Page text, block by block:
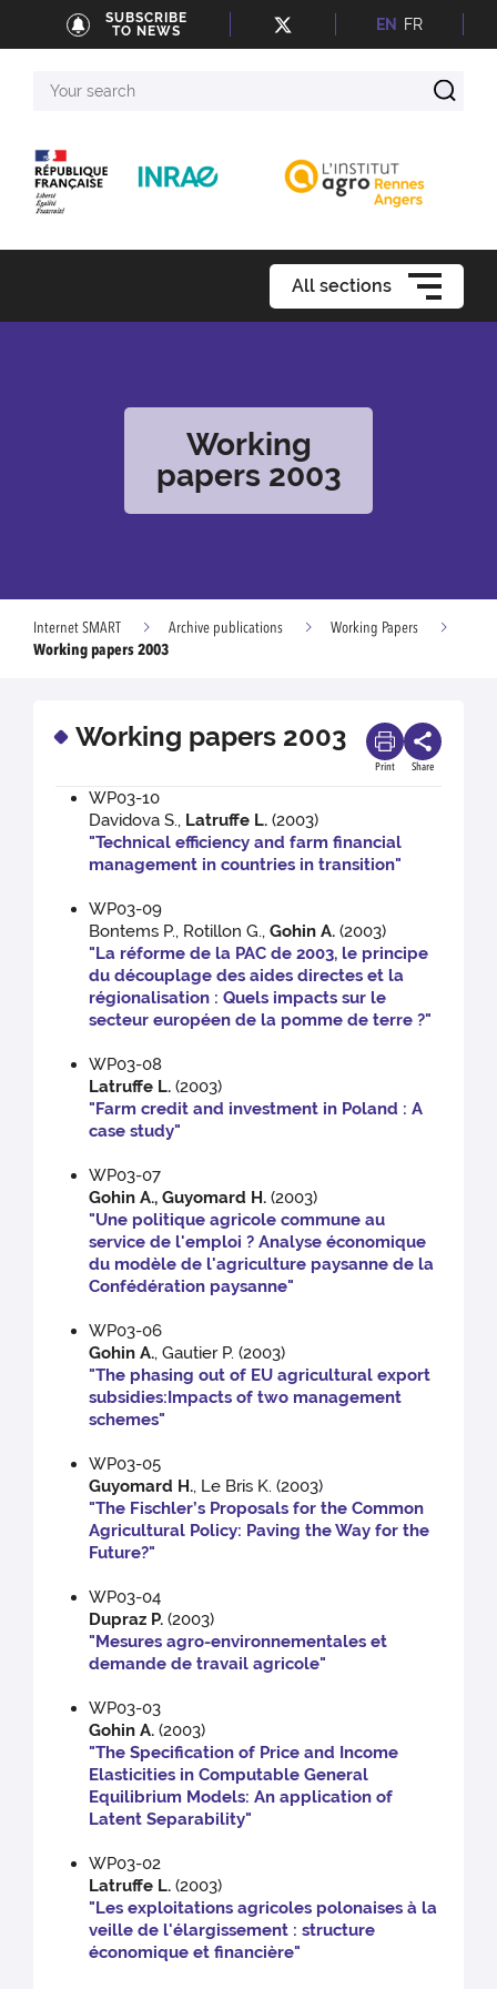
SUBSCRIBE
TO NEWS
EN FR
search
All sections
Working
papers 2003
Internet SMART Archive publications
Working Papers
Working papers 2003
Working papers 2003
Print Share
WP03-10
Davidova S., Latruffe L.(2003)
"Technical efficiency and farm financial
management in countries in transition"
WP03-09
Bontems P., Rotillon G.,Gohin A.(2003)
"La réforme de la PAC de 2003, le principe
du découplage des aides directes et la
régionalisation : Quels impacts sur le
secteur européen de la pomme de terre ?"
WP03-08
Latruffe L.(2003)
"Farm credit and investment in Poland : A
case study"
WP03-07
Gohin A., Guyomard H.(2003)
"Une politique agricole commune au
service de l'emploi ? Analyse économique
du modèle de l'agriculture paysanne de la
Confédération paysanne"
WP03-06
Gohin A., Gautier P. (2003)
"The phasing out of EU agricultural export
subsidies:Impacts of two management
schemes"
WP03-05
Guyomard H., Le Bris K. (2003)
"The Fischler’s Proposals for the Common
Agricultural Policy: Paving the Way for the
Future?"
WP03-04
Dupraz P.(2003)
"Mesures agro-environnementales et
demande de travail agricole"
WP03-03
Gohin A.(2003)
"The Specification of Price and Income
Elasticities in Computable General
Equilibrium Models: An application of
Latent Separability"
WP03-02
Latruffe L.(2003)
"Les exploitations agricoles polonaises à la
veille de l'élargissement : structure
économique et financière"